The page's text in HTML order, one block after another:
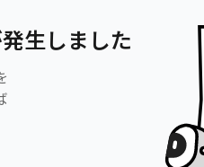
生しました